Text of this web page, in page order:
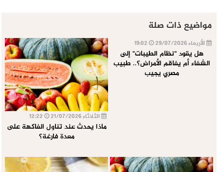
مواضيع ذات صلة
الأربعاء 29/07/2026
هل يقود "نظام الطيبات" إلى
الشفاء أم يفاقم الأمراض؟.. طبيب
مصري يجيب
الثلاثاء 21/07/2026
ماذا يحدث عند تناول الفاكهة على
معدة فارغة؟